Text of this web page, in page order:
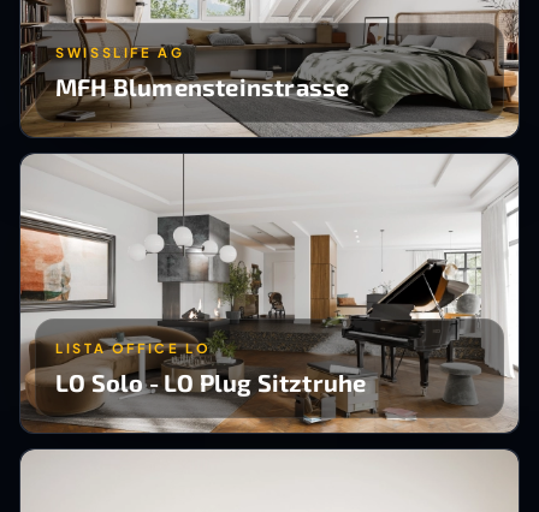
SWISSLIFE AG
MFH Blumensteinstrasse
LISTA OFFICE LO
LO Solo - LO Plug Sitztruhe